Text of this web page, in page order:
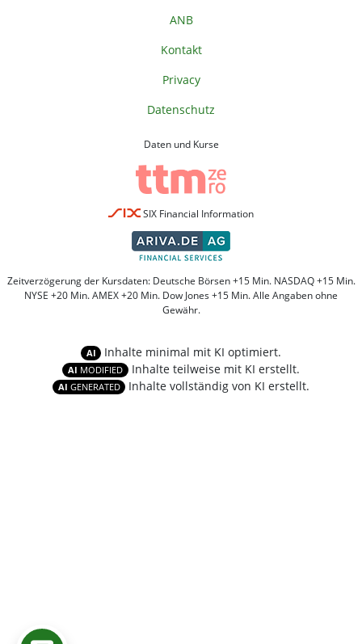
ANB
Kontakt
Privacy
Datenschutz
Daten und Kurse
SIX Financial Information
Zeitverzögerung der Kursdaten: Deutsche Börsen +15 Min. NASDAQ +15 Min.
NYSE +20 Min. AMEX +20 Min. Dow Jones +15 Min. Alle Angaben ohne
Gewähr.
AI Inhalte minimal mit KI optimiert.
AI MODIFIED Inhalte teilweise mit KI erstellt.
AI GENERATED Inhalte vollständig von KI erstellt.